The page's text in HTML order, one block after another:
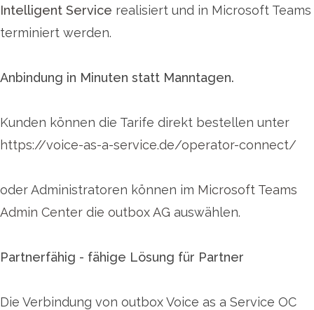
Intelligent Service realisiert und in Microsoft Teams
terminiert werden.
Anbindung in Minuten statt Manntagen.
Kunden können die Tarife direkt bestellen unter
https://voice-as-a-service.de/operator-connect/
oder Administratoren können im Microsoft Teams
Admin Center die outbox AG auswählen.
Partnerfähig - fähige Lösung für Partner
Die Verbindung von outbox Voice as a Service OC